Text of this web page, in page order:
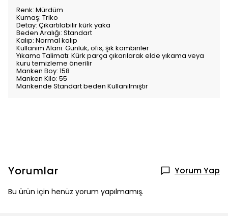
Renk: Mürdüm
Kumaş: Triko
Detay: Çıkartılabilir kürk yaka
Beden Aralığı: Standart
Kalıp: Normal kalıp
Kullanım Alanı: Günlük, ofis, şık kombinler
Yıkama Talimatı: Kürk parça çıkarılarak elde yıkama veya
kuru temizleme önerilir
Manken Boy: 158
Manken Kilo: 55
Mankende Standart beden Kullanılmıştır
Yorumlar Yorum Yap
Bu ürün için henüz yorum yapılmamış.